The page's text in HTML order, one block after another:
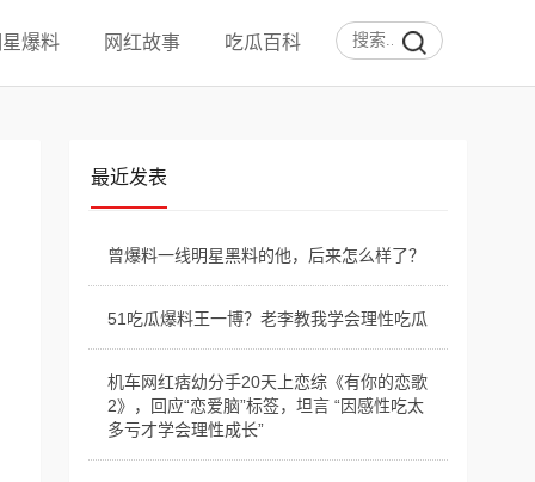
爆料 网红故事 吃瓜百科
最近发表
曾爆料一线明星黑料的他，后来怎么样了？
51吃瓜爆料王一博？老李教我学会理性吃瓜
机车网红痞幼分手20天上恋综《有你的恋歌
2》，回应“恋爱脑”标签，坦言 “因感性吃太
多亏才学会理性成长”